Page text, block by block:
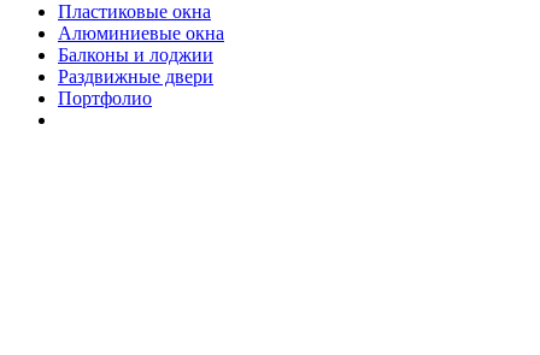
Пластиковые окна
Алюминиевые окна
Балконы и лоджии
Раздвижные двери
Портфолио